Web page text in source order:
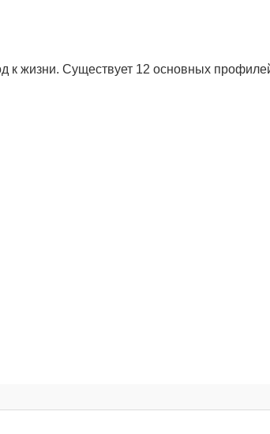
к жизни. Существует 12 основных